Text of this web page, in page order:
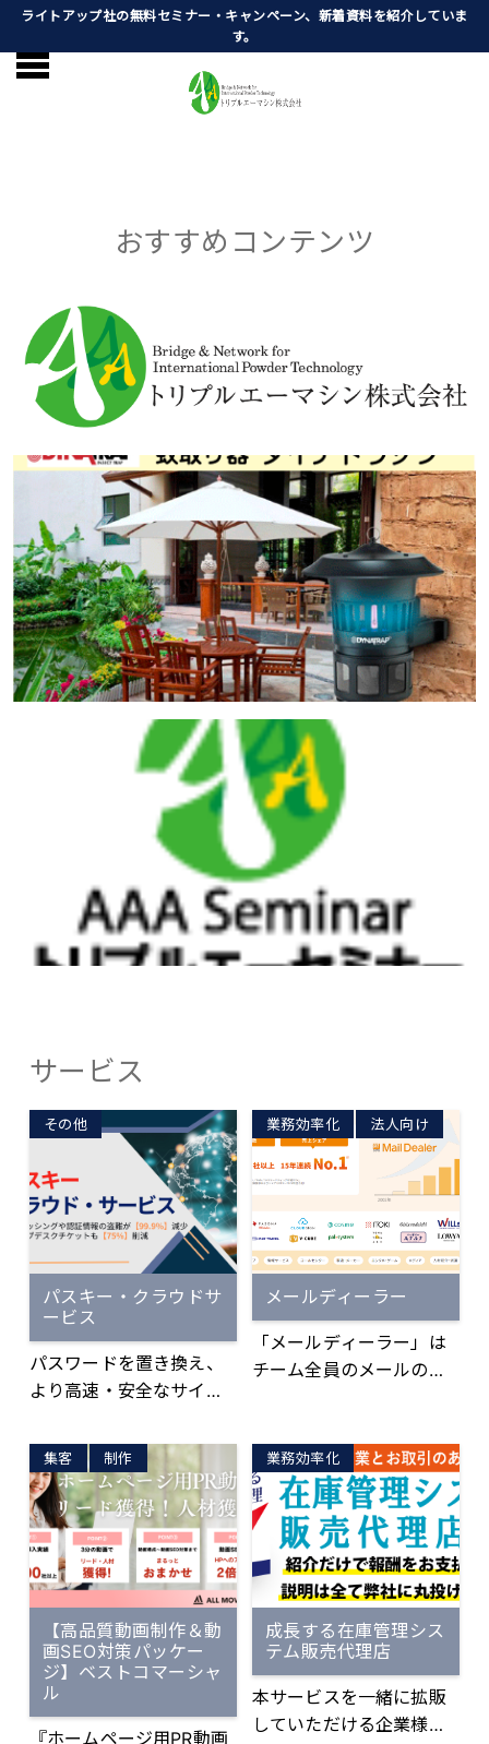
ライトアップ社の無料セミナー・キャンペーン、新着資料を紹介していま
す。
おすすめコンテンツ
サービス
その他
パスキー・クラウドサ
ービス
パスワードを置き換え、
より高速・安全なサイン
ー・クラウド・サービ
ス」を提案しておりま
す。 今年、iOS・Androi
dなどのOSでパスキーク
ライアント機能の正式サ
ポートが始まりました。
弊社のサービスと連携す
れば、パスワードのリス
クを完全に解消できま
す。
業務効率化 法人向け
メールディーラー
「メールディーラー」は
チーム全員のメールの対
するメール共有管理シス
テムです。 今お使いのメ
ールアドレスやメールサ
ーバーを 変更する必要は
なく、チームでの共有管
理に特化した Webメーラ
ーとしてご利用いただけ
ます。
集客 制作
【高品質動画制作＆動
画SEO対策パッケー
ジ】ベストコマーシャ
ル
『ホームページ用PR動画
業務効率化
成長する在庫管理シス
テム販売代理店
本サービスを一緒に拡販
していただける企業様を